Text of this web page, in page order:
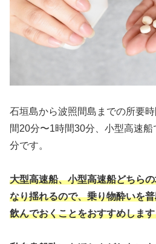
石垣島から波照間島までの所要
間20分〜1時間30分、小型高速
分です。
大型高速船、小型高速船どちら
なり揺れるので、乗り物酔いを
飲んでおくことをおすすめしま